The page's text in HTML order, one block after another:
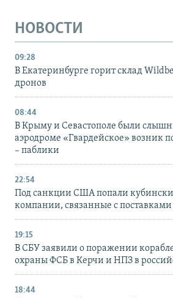
НОВОСТИ
09:28
В Екатеринбурге горит склад
дронов
08:44
В Крыму и Севастополе были
аэродроме «Гвардейское» возник
– паблики
22:54
Под санкции США попали
компании, связанные с
19:15
В СБУ заявили о поражении
охраны ФСБ в Керчи и НПЗ в
18:44